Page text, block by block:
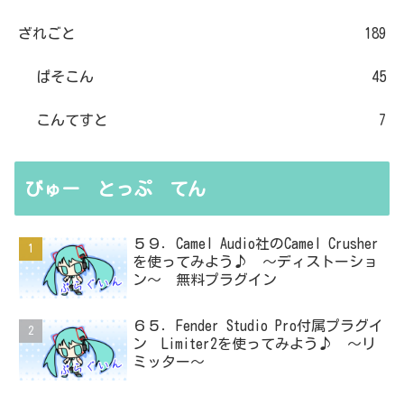
ざれごと 189
ぱそこん 45
こんてすと 7
びゅー とっぷ てん
５９．Camel Audio社のCamel Crusher
を使ってみよう♪ ～ディストーショ
ン～ 無料プラグイン
６５．Fender Studio Pro付属プラグイ
ン Limiter2を使ってみよう♪ ～リ
ミッター～